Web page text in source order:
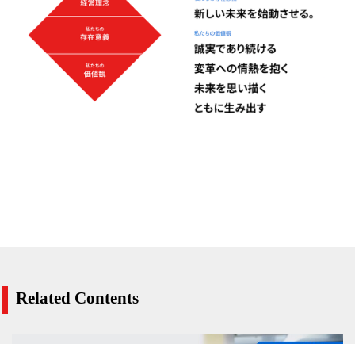
Related Contents